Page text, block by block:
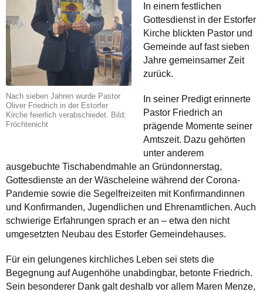
Nach sieben Jahren wurde Pastor
Oliver Friedrich in der Estorfer
Kirche feierlich verabschiedet. Bild:
Fröchtenicht
In einem festlichen
Gottesdienst in der Estorfer
Kirche blickten Pastor und
Gemeinde auf fast sieben
Jahre gemeinsamer Zeit
zurück.
In seiner Predigt erinnerte
Pastor Friedrich an
prägende Momente seiner
Amtszeit. Dazu gehörten
unter anderem
ausgebuchte Tischabendmahle an Gründonnerstag,
Gottesdienste an der Wäscheleine während der Corona-
Pandemie sowie die Segelfreizeiten mit Konfirmandinnen
und Konfirmanden, Jugendlichen und Ehrenamtlichen. Auch
schwierige Erfahrungen sprach er an – etwa den nicht
umgesetzten Neubau des Estorfer Gemeindehauses.
Für ein gelungenes kirchliches Leben sei stets die
Begegnung auf Augenhöhe unabdingbar, betonte Friedrich.
Sein besonderer Dank galt deshalb vor allem Maren Menze,